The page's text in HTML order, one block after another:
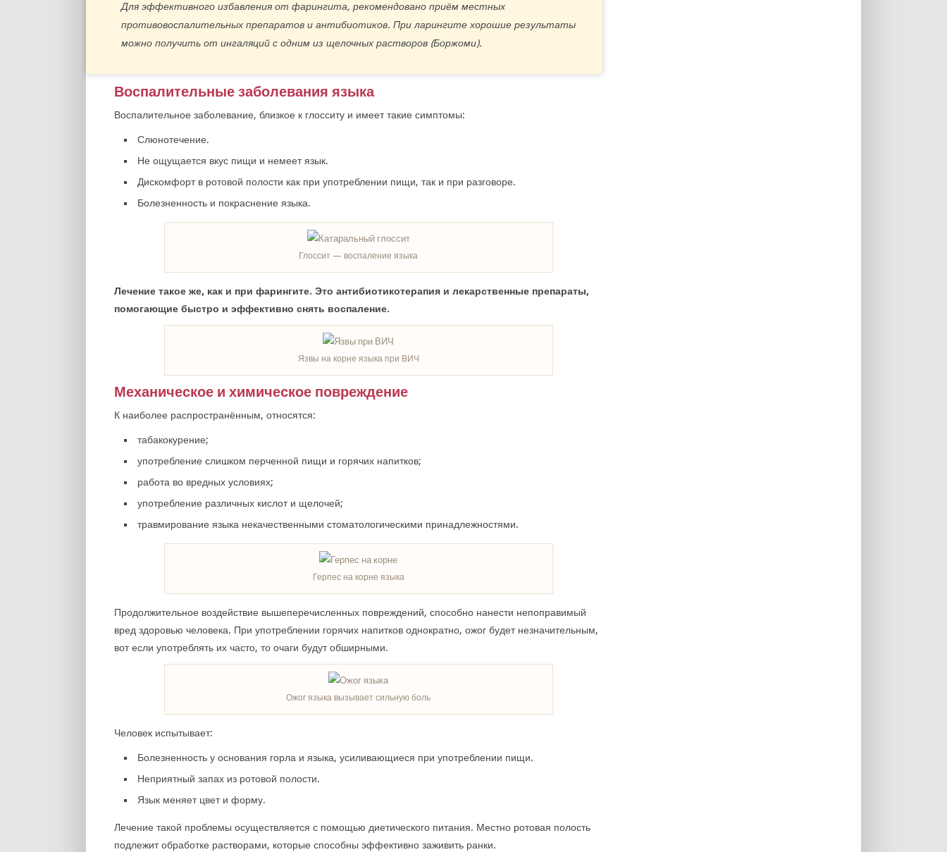
Для эффективного избавления от фарингита, рекомендовано приём местных
противовоспалительных препаратов и антибиотиков. При ларингите хорошие результаты
можно получить от ингаляций с одним из щелочных растворов (Боржоми).
Воспалительные заболевания языка
Воспалительное заболевание, близкое к глосситу и имеет такие симптомы:
Слюнотечение.
Не ощущается вкус пищи и немеет язык.
Дискомфорт в ротовой полости как при употреблении пищи, так и при разговоре.
Болезненность и покраснение языка.
Глоссит — воспаление языка
Лечение такое же, как и при фарингите. Это антибиотикотерапия и лекарственные препараты,
помогающие быстро и эффективно снять воспаление.
Язвы на корне языка при ВИЧ
Механическое и химическое повреждение
К наиболее распространённым, относятся:
табакокурение;
употребление слишком перченной пищи и горячих напитков;
работа во вредных условиях;
употребление различных кислот и щелочей;
травмирование языка некачественными стоматологическими принадлежностями.
Герпес на корне языка
Продолжительное воздействие вышеперечисленных повреждений, способно нанести непоправимый
вред здоровью человека. При употреблении горячих напитков однократно, ожог будет незначительным,
вот если употреблять их часто, то очаги будут обширными.
Ожог языка вызывает сильную боль
Человек испытывает:
Болезненность у основания горла и языка, усиливающиеся при употреблении пищи.
Неприятный запах из ротовой полости.
Язык меняет цвет и форму.
Лечение такой проблемы осуществляется с помощью диетического питания. Местно ротовая полость
подлежит обработке растворами, которые способны эффективно заживить ранки.